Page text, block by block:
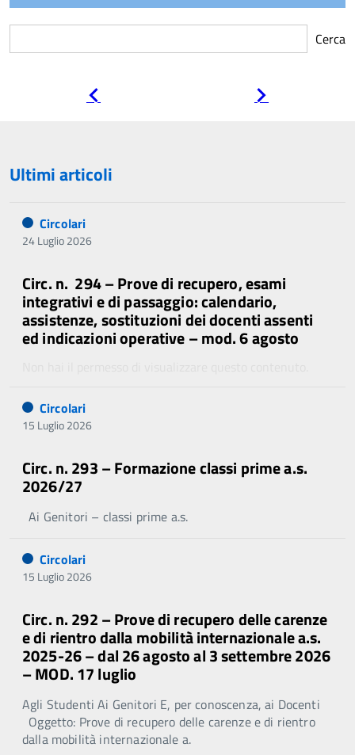
Cerca
Ultimi articoli
Circolari
24 Luglio 2026
Circ. n. 294 – Prove di recupero, esami
integrativi e di passaggio: calendario,
assistenze, sostituzioni dei docenti assenti
ed indicazioni operative – mod. 6 agosto
Circolari
15 Luglio 2026
Circ. n. 293 – Formazione classi prime a.s.
2026/27
Ai Genitori – classi prime a.s.
Circolari
15 Luglio 2026
Circ. n. 292 – Prove di recupero delle carenze
e di rientro dalla mobilità internazionale a.s.
2025-26 – dal 26 agosto al 3 settembre 2026
– MOD. 17 luglio
Agli Studenti Ai Genitori E, per conoscenza, ai Docenti
Oggetto: Prove di recupero delle carenze e di rientro
dalla mobilità internazionale a.